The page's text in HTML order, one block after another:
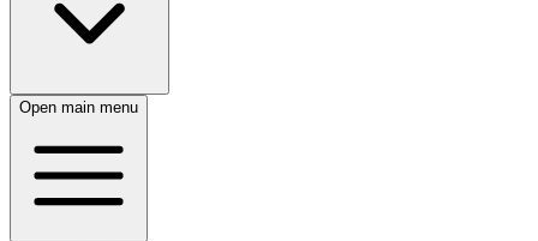
Open main menu